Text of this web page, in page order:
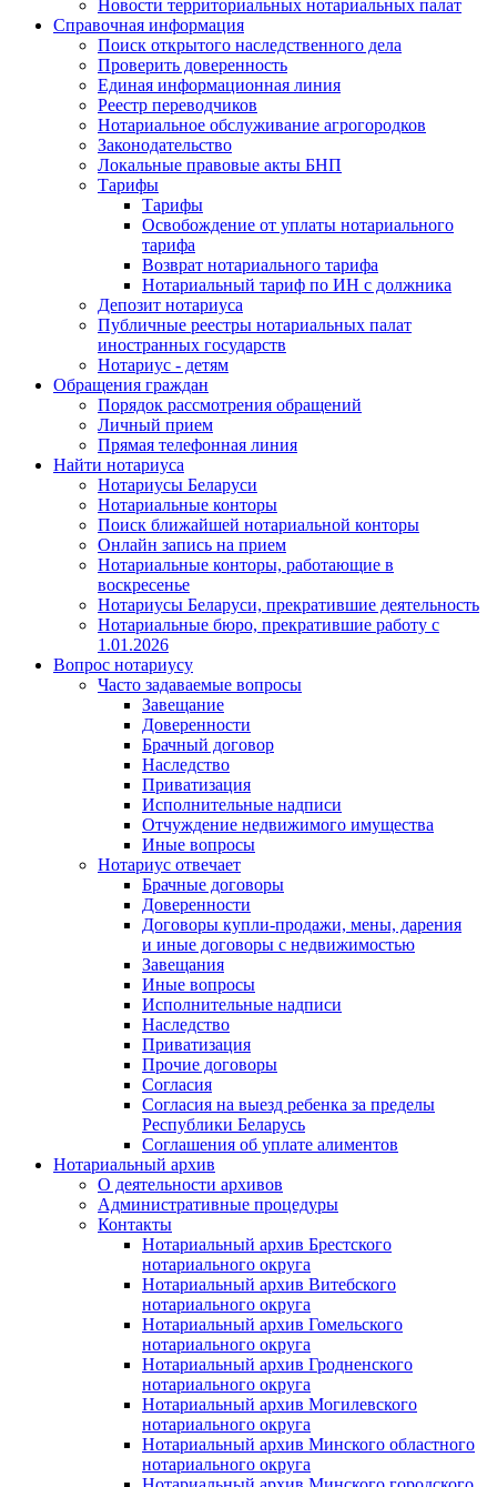
Новости территориальных нотариальных палат
Справочная информация
Поиск открытого наследственного дела
Проверить доверенность
Единая информационная линия
Реестр переводчиков
Нотариальное обслуживание агрогородков
Законодательство
Локальные правовые акты БНП
Тарифы
Тарифы
Освобождение от уплаты нотариального
тарифа
Возврат нотариального тарифа
Нотариальный тариф по ИН с должника
Депозит нотариуса
Публичные реестры нотариальных палат
иностранных государств
Нотариус - детям
Обращения граждан
Порядок рассмотрения обращений
Личный прием
Прямая телефонная линия
Найти нотариуса
Нотариусы Беларуси
Нотариальные конторы
Поиск ближайшей нотариальной конторы
Онлайн запись на прием
Нотариальные конторы, работающие в
воскресенье
Нотариусы Беларуси, прекратившие деятельность
Нотариальные бюро, прекратившие работу с
1.01.2026
Вопрос нотариусу
Часто задаваемые вопросы
Завещание
Доверенности
Брачный договор
Наследство
Приватизация
Исполнительные надписи
Отчуждение недвижимого имущества
Иные вопросы
Нотариус отвечает
Брачные договоры
Доверенности
Договоры купли-продажи, мены, дарения
и иные договоры с недвижимостью
Завещания
Иные вопросы
Исполнительные надписи
Наследство
Приватизация
Прочие договоры
Согласия
Согласия на выезд ребенка за пределы
Республики Беларусь
Соглашения об уплате алиментов
Нотариальный архив
О деятельности архивов
Административные процедуры
Контакты
Нотариальный архив Брестского
нотариального округа
Нотариальный архив Витебского
нотариального округа
Нотариальный архив Гомельского
нотариального округа
Нотариальный архив Гродненского
нотариального округа
Нотариальный архив Могилевского
нотариального округа
Нотариальный архив Минского областного
нотариального округа